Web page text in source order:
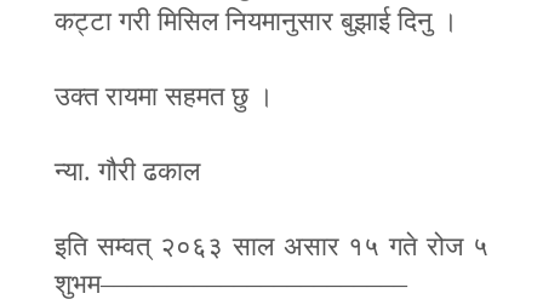
कट्टा गरी मिसिल नियमानुसार बुझाई दिनु ।
उक्त रायमा सहमत छु ।
न्या. गौरी ढकाल
इति सम्वत् २०६३ साल असार १५ गते रोज ५
शुभम–––––––––––––––––––––––